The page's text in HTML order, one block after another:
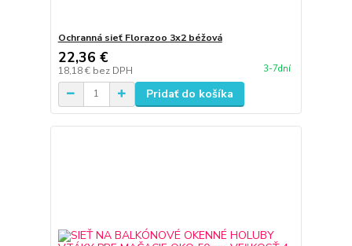
Ochranná sieť Florazoo 3x2 béžová
22,36 €
18,18 € bez DPH 3-7dní
Pridať do košíka